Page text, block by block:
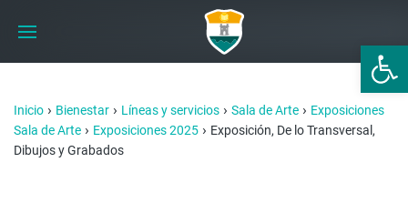
Abrir
Inicio › Bienestar › Líneas y servicios › Sala de Arte › Exposiciones
Sala de Arte › Exposiciones 2025 › Exposición, De lo Transversal,
Dibujos y Grabados